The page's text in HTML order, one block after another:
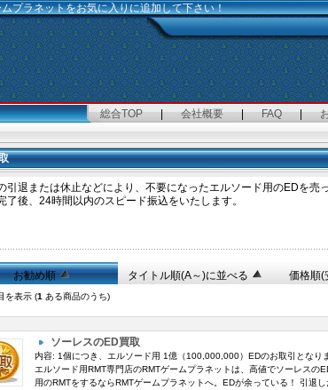
プラネットをお気に入りに追加して下さい！
総合TOP | 会社概要 | FAQ |
引退または休止などにより、不要になったエルソード用のEDを売
了後、24時間以内のスピード振込をいたします。
お勧め順 タイトル順(A～)に並べる 価格順(
を表示 (1 ある商品のうち)
ソーレスのED買取
内容: 1個につき、エルソード用 1億（100,000,000）EDのお取引となり
エルソード用RMT専門店のRMTゲームプラネットは、高値でソーレスの
用のRMTをするならRMTゲームプラネットへ。EDが余っている！ 引退